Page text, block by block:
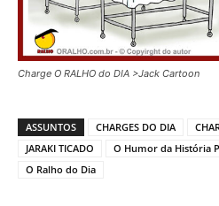
Charge O RALHO do DIA >Jack Cartoon
ASSUNTOS CHARGES DO DIA
JARAKI TICADO
O Humor da História
O Ralho do Dia